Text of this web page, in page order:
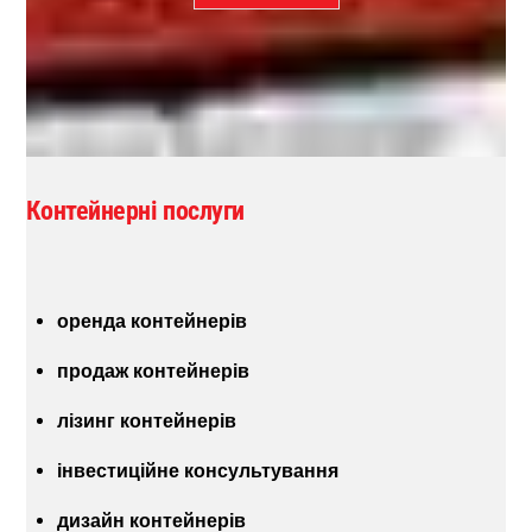
j
i
*
Контейнерні послуги
оренда контейнерів
продаж контейнерів
лізинг контейнерів
інвестиційне консультування
дизайн контейнерів